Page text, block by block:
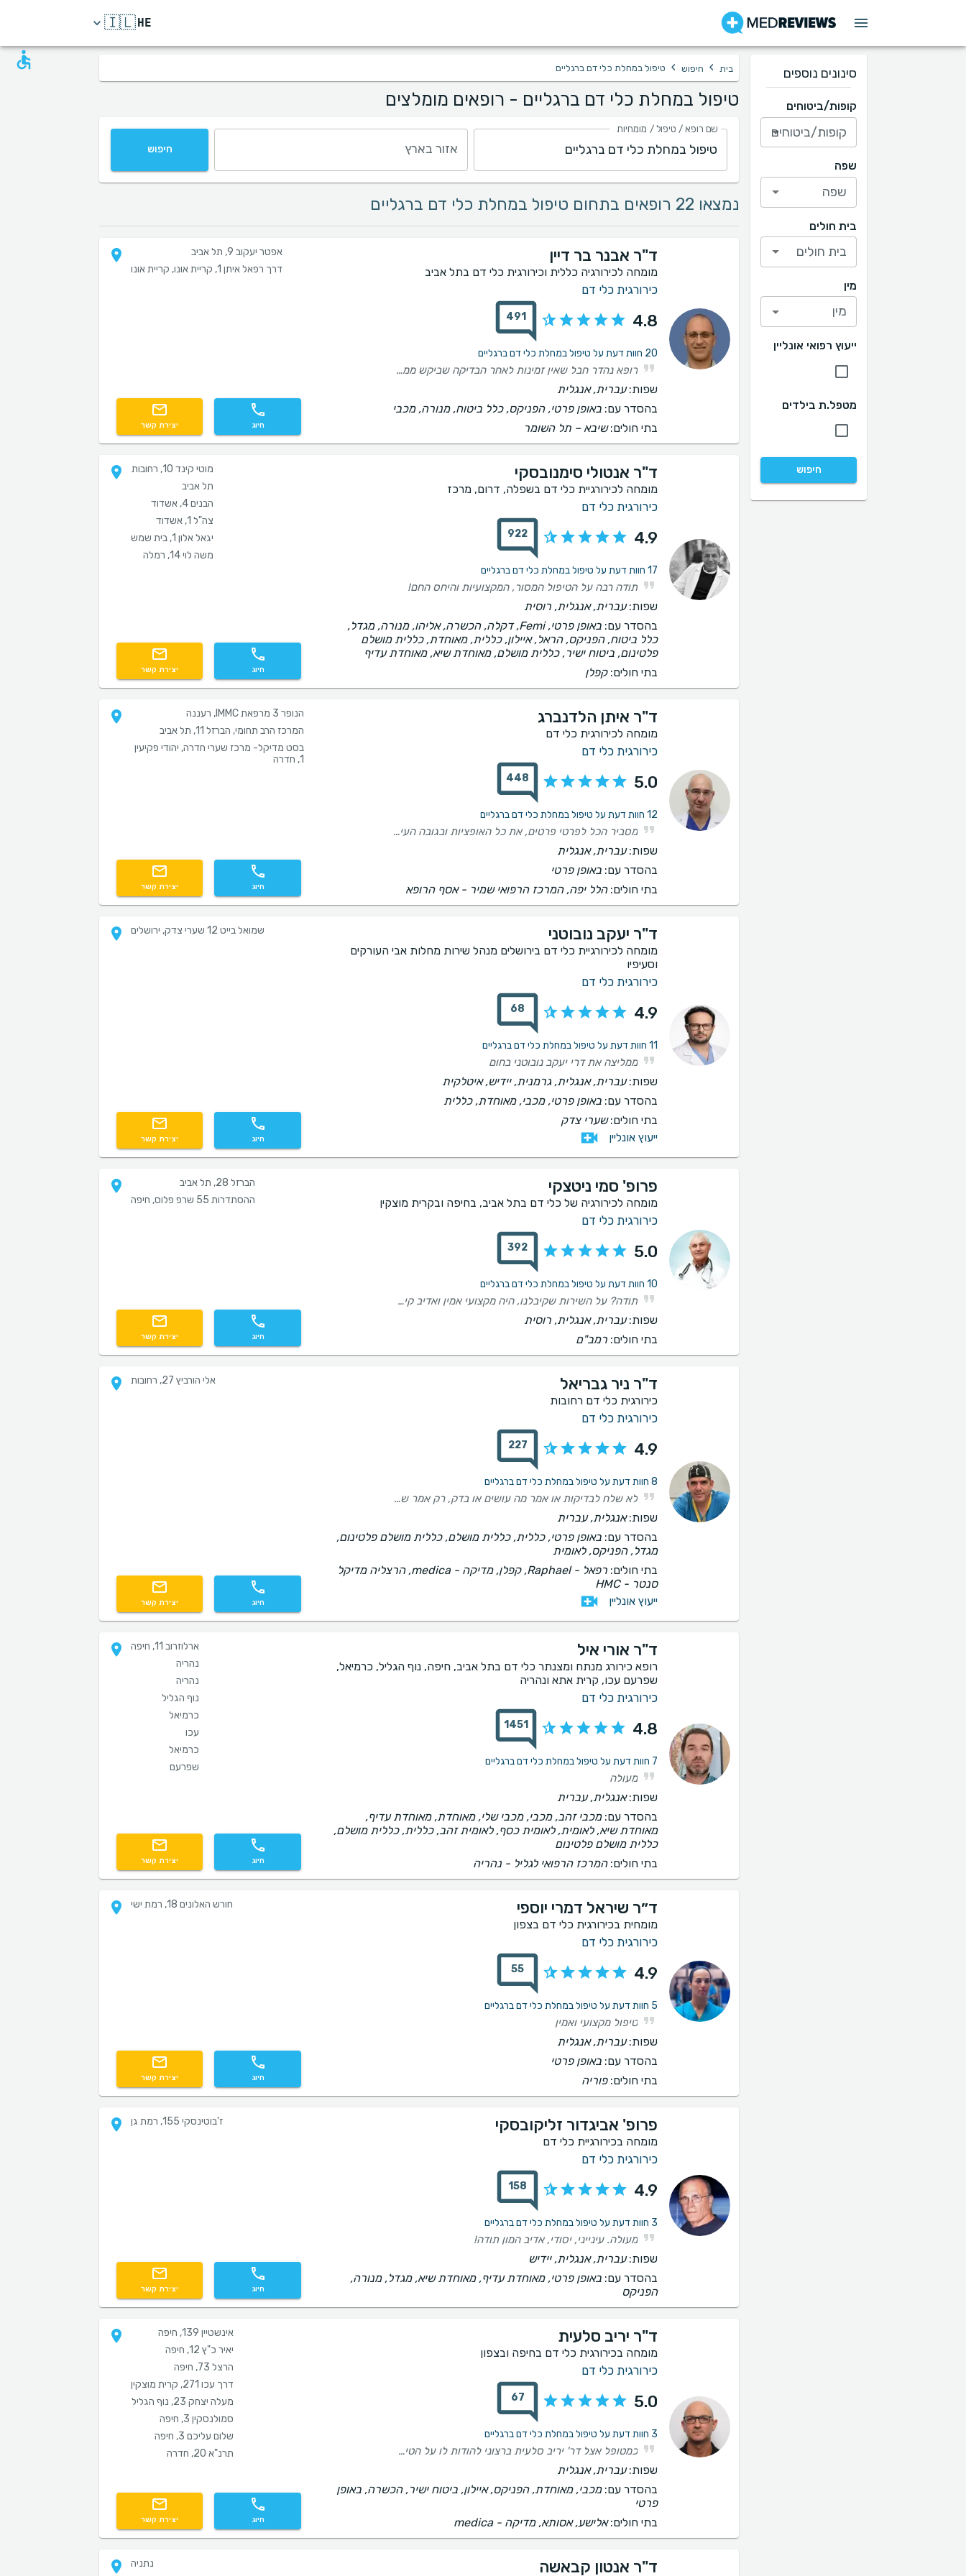
HE
🇮🇱
בית › חיפוש › טיפול במחלת כלי דם ברגליים
טיפול במחלת כלי דם ברגליים - רופאים מומלצים
שם רופא / טיפול / מומחיות
אזור בארץ חיפוש
נמצאו 22 רופאים בתחום טיפול במחלת כלי דם ברגליים
ד"ר אבנר בר דיין
מומחה לכירורגיה כללית וכירורגית כלי דם בתל אביב
כירורגית כלי דם
4.8
491
20 חוות דעת על טיפול במחלת כלי דם ברגליים
רופא נהדר חבל שאין זמינות לאחר הבדיקה שביקש ממני לעשות
שפות:עברית, אנגלית
בהסדר עם: באופן פרטי, הפניקס, כלל ביטוח, מנורה, מכבי
בתי חולים:שיבא – תל השומר
אפטר יעקוב 9, תל אביב
דרך רפאל איתן 1, קריית אונו, קריית אונו
חיוג יצירת קשר
ד"ר אנטולי סימנובסקי‎
מומחה לכירורגיית כלי דם בשפלה, דרום, מרכז
כירורגית כלי דם
4.9
922
17 חוות דעת על טיפול במחלת כלי דם ברגליים
​תודה רבה על הטיפול המסור, המקצועיות והיחס החם!
שפות:עברית, אנגלית, רוסית
בהסדר עם:
באופן פרטי, Femi, דקלה, הכשרה, אליהו, מנורה, מגדל,
כלל ביטוח, הפניקס, הראל, איילון, כללית, מאוחדת, כללית מושלם
פלטינום, ביטוח ישיר, כללית מושלם, מאוחדת שיא, מאוחדת עדיף
בתי חולים:קפלן
מוטי קינד 10, רחובות
תל אביב
הבנים 4, אשדוד
צה"ל 1, אשדוד
יגאל אלון 1, בית שמש
משה לוי 14, רמלה
חיוג יצירת קשר
ד"ר איתן הלדנברג
מומחה לכירורגית כלי דם
כירורגית כלי דם
5.0
448
12 חוות דעת על טיפול במחלת כלי דם ברגליים
מסביר הכל לפרטי פרטים, את כל האופציות ובגובה העיניים. אווירה כיפית, קלילה ונינוחה, ממש מפיג את הלחץ. רופא נעים, אכפת לו מאוד מהמטופל. כיף לבוא לאבחון/ טיפול אצלו, ממליצה מהלב!
שפות:עברית, אנגלית
בהסדר עם: באופן פרטי
בתי חולים:הלל יפה, המרכז הרפואי שמיר - אסף הרופא
הנופר 3 מרפאת IMMC, רעננה
המרכז הרב תחומי, הברזל 11, תל אביב
בסט מדיקל- מרכז שערי חדרה, יהודי פקיעין
1, חדרה
חיוג יצירת קשר
ד"ר יעקב נובוטני
מומחה לכירורגיית כלי דם בירושלים מנהל שירות מחלות אבי העורקים
וסעיפיו
כירורגית כלי דם
4.9
68
11 חוות דעת על טיפול במחלת כלי דם ברגליים
ממליצה את דרי יעקב נובוטני בחום
שפות:עברית, אנגלית, גרמנית, יידיש, איטלקית
בהסדר עם: באופן פרטי, מכבי, מאוחדת, כללית
בתי חולים:שערי צדק
ייעוץ אונליין
שמואל בייט 12 שערי צדק, ירושלים
חיוג יצירת קשר
פרופ' סמי ניטצקי
מומחה לכירורגיה של כלי דם בתל אביב, בחיפה ובקרית מוצקין
כירורגית כלי דם
5.0
392
10 חוות דעת על טיפול במחלת כלי דם ברגליים
תודה? על השירות שקיבלנו, היה מקצועי אמין ואדיב קיבלנו הסבר מעמיק על הבעיה והפרופסור היה סבלני לכל שאלה תודה רבה!
שפות:עברית, אנגלית, רוסית
בתי חולים: רמב"ם
הברזל 28, תל אביב
ההסתדרות 55 שרפ פלוס, חיפה
חיוג יצירת קשר
ד"ר ניר גבריאל
כירורגית כלי דם רחובות
כירורגית כלי דם
4.9
227
8 חוות דעת על טיפול במחלת כלי דם ברגליים
לא שלח לבדיקות או אמר מה עושים או בדק, רק אמר שזה כלום וזהו...מאוד לא מקצועי...יש ורידים וכאבים ואין זרימת דם מספקת וזה אמרו לה לפני שנה...
שפות:אנגלית, עברית
בהסדר עם: באופן פרטי, כללית, כללית מושלם, כללית מושלם פלטינום,
מגדל, הפניקס, לאומית
בתי חולים:
רפאל - Raphael, קפלן, ‫מדיקה - medica, הרצליה מדיקל
סנטר - HMC
ייעוץ אונליין
אלי הורביץ 27, רחובות
חיוג יצירת קשר
ד"ר אורי איל
רופא כירורג מנתח ומצנתר כלי דם בתל אביב, חיפה, נוף הגליל, כרמיאל,
שפרעם עכו, קרית אתא ונהריה
כירורגית כלי דם
4.8
1451
7 חוות דעת על טיפול במחלת כלי דם ברגליים
מעולה
שפות:אנגלית, עברית
בהסדר עם:מכבי זהב, מכבי, מכבי שלי, מאוחדת, מאוחדת עדיף,
מאוחדת שיא, לאומית, לאומית כסף, לאומית זהב, כללית, כללית מושלם,
כללית מושלם פלטינום
בתי חולים:המרכז הרפואי לגליל - נהריה
ארלוזרוב 11, חיפה
נהריה
נהריה
נוף הגליל
כרמיאל
עכו
כרמיאל
שפרעם
חיוג יצירת קשר
ד״ר שיראל דמרי יוספי
מומחית בכירורגית כלי דם בצפון
כירורגית כלי דם
4.9
55
5 חוות דעת על טיפול במחלת כלי דם ברגליים
טיפול מקצועי ואמין
שפות:עברית, אנגלית
בהסדר עם: באופן פרטי
בתי חולים:פוריה
חורש האלונים 18, רמת ישי
חיוג יצירת קשר
פרופ' אביגדור זליקובסקי
מומחה בכירורגיית כלי דם
כירורגית כלי דם
4.9
158
3 חוות דעת על טיפול במחלת כלי דם ברגליים
מעולה. עינייני, יסודי, אדיב המון תודה!
שפות:עברית, אנגלית, יידיש
בהסדר עם: באופן פרטי, מאוחדת עדיף, מאוחדת שיא, מגדל, מנורה,
הפניקס
ז'בוטינסקי 155, רמת גן
חיוג יצירת קשר
ד"ר יריב סלעית
מומחה בכירורגית כלי דם בחיפה ובצפון
כירורגית כלי דם
5.0
67
3 חוות דעת על טיפול במחלת כלי דם ברגליים
כמטופל אצל דר' יריב סלעית ברצוני להודות לו על הטיפול המסור והמתחשב ותמיד בחיוך ובהבנה
שפות:עברית, אנגלית
בהסדר עם:מכבי, מאוחדת, הפניקס, איילון, ביטוח ישיר, הכשרה, באופן
פרטי
בתי חולים:אלישע, אסותא, ‫מדיקה - medica
אינשטיין 139, חיפה
יאיר כ"ץ 12, חיפה
הרצל 73, חיפה
דרך עכו 271, קרית מוצקין
מעלה יצחק 23, נוף הגליל
סמולנסקין 3, חיפה
שלום עליכם 3, חיפה
תרנ"א 20, חדרה
חיוג יצירת קשר
ד"ר אנטון קבאשה נתניה
סינונים נוספים
קופות/ביטוחים
קופות/ביטוחים
שפה
שפה
בית חולים
בית חולים
מין
מין
ייעוץ רפואי אונליין
מטפל.ת בילדים
חיפוש